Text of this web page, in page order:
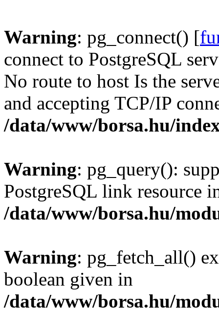
Warning: pg_connect() [
connect to PostgreSQL
No route to host Is the
and accepting TCP/IP
/data/www/borsa.hu/
Warning: pg_query():
PostgreSQL link resource
/data/www/borsa.hu/
Warning: pg_fetch_all()
boolean given in
/data/www/borsa.hu/